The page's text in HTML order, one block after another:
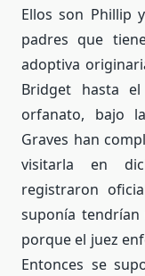
Ellos son Phillip
padres que
adoptiva
Bridget hasta
orfanato, bajo
Graves han
visitarla en
registraron
suponía
porque el juez
Entonces se